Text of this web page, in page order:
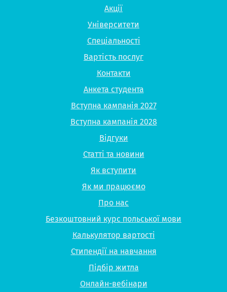
Акції
Університети
Спеціальності
Вартість послуг
Контакти
Анкета студента
Вступна кампанія 2027
Вступна кампанія 2028
Відгуки
Статті та новини
Як вступити
Як ми працюємо
Про нас
Безкоштовний курс польської мови
Калькулятор вартості
Стипендії на навчання
Підбір житла
Онлайн-вебінари